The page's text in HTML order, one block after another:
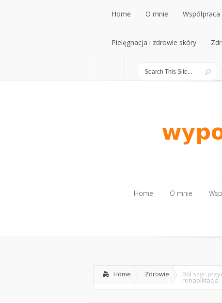
Home
Home
O mnie
O mnie Współpraca
Pielęgnacja i zdrowie skóry
Pielęgnacja i zdrowie skóry
Home O mnie
Home Zdrowie Ból szyi:
rehabilitacja